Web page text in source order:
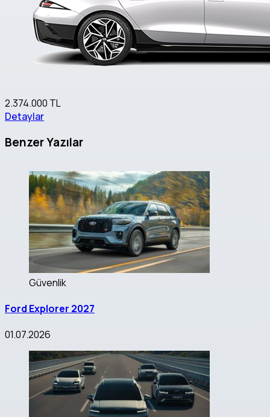
2.374.000 TL
Detaylar
Benzer Yazılar
Güvenlik
Ford Explorer 2027
01.07.2026